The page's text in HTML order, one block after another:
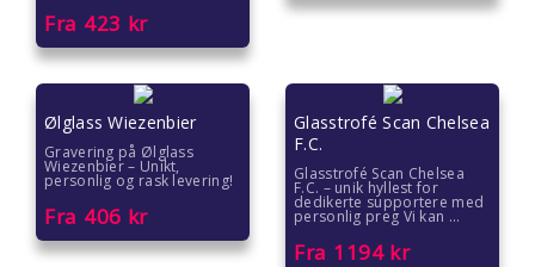
Gaver til venner
Gave til 18 åring
Gave til 20 åring
Gave til 30 åring
Gave til 40 åring
Fra 423 kr
Ølglass Wiezenbier
Gravering på Ølglass
Wiezenbier – Unikt,
personlig og rask levering!
Fra 406 kr
Glasstrofé Scan Chelsea
F.C.
Glasstrofé Scan Chelsea
F.C. – unik hyllest for
dedikerte supportere med
personlig preg Vi kan ...
Fra 1194kr